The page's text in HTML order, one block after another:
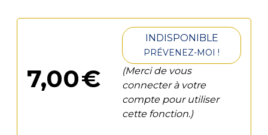
7,00€
INDISPONIBLE
PRÉVENEZ-MOI !
(Merci de vous
connecter à votre
compte pour utiliser
cette fonction.)